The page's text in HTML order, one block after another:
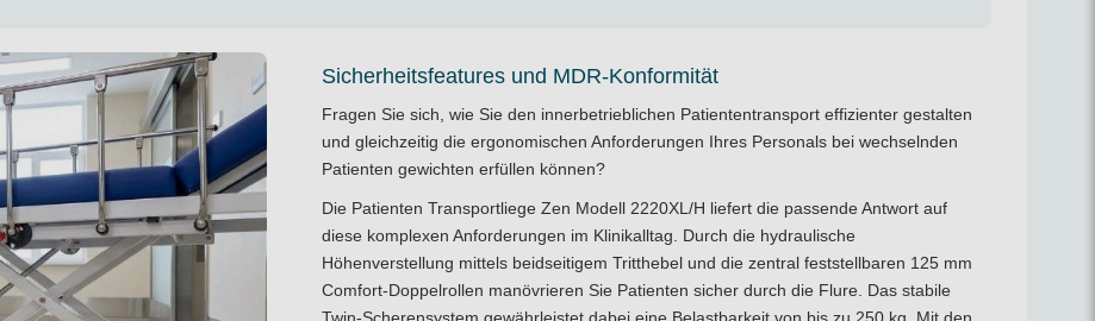
Sicherheitsfeatures und MDR-Konformität
Fragen Sie sich, wie Sie den innerbetrieblichen Patiententransport effizienter gestalten
und gleichzeitig die ergonomischen Anforderungen Ihres Personals bei wechselnden
Patienten gewichten erfüllen können?
Die Patienten Transportliege Zen Modell 2220XL/H liefert die passende Antwort auf
diese komplexen Anforderungen im Klinikalltag. Durch die hydraulische
Höhenverstellung mittels beidseitigem Tritthebel und die zentral feststellbaren 125 mm
Comfort-Doppelrollen manövrieren Sie Patienten sicher durch die Flure. Das stabile
Twin-Scherensystem gewährleistet dabei eine Belastbarkeit von bis zu 250 kg. Mit den